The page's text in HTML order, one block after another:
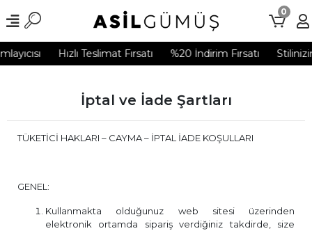
Hızlı Teslimat Fırsatı %20 İndirim Fırsatı
0
İptal ve İade Şartları
TÜKETİCİ HAKLARI – CAYMA – İPTAL İADE KOŞULLARI
GENEL:
Kullanmakta olduğunuz web sitesi üzerinden
elektronik ortamda sipariş verdiğiniz takdirde, size